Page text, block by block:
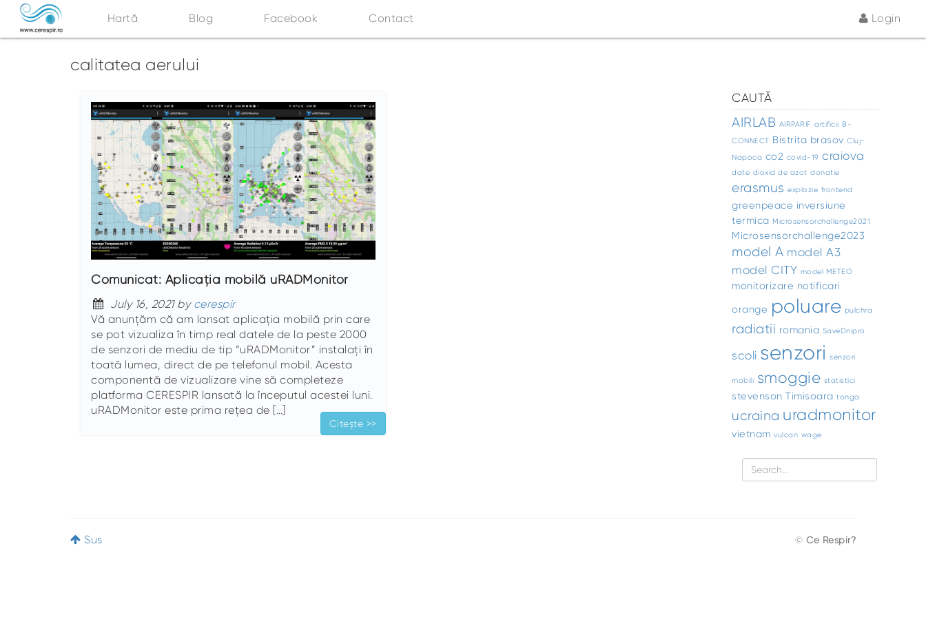
Hartă Blog Facebook Contact Login
calitatea aerului
Comunicat: Aplicația mobilă uRADMonitor
July 16, 2021 by cerespir
Vă anunțăm că am lansat aplicația mobilă prin care
se pot vizualiza în timp real datele de la peste 2000
de senzori de mediu de tip “uRADMonitor” instalați în
toată lumea, direct de pe telefonul mobil. Acesta
componentă de vizualizare vine să completeze
platforma CERESPIR lansată la începutul acestei luni.
uRADMonitor este prima rețea de […]
Citește >>
CAUTĂ
AIRLAB AIRPARIF artificii B-
CONNECT Bistrita brasov Cluj-
Napoca co2 covid-19 craiova
date dioxid de azot donatie
erasmus explozie frontend
greenpeace inversiune
termica Microsensorchallenge2021
Microsensorchallenge2023
model A model A3
model CITY model METEO
monitorizare notificari
orange poluare pulchra
radiatii romania SaveDnipro
scoli senzori senzori
mobili smoggie statistici
stevenson Timisoara tonga
ucraina uradmonitor
vietnam vulcan wage
Sus © Ce Respir?